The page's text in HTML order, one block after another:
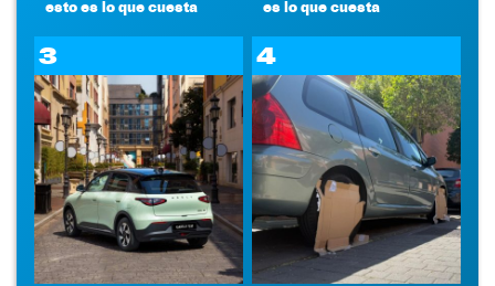
esto es lo que cuesta
es lo que cuesta
3 4